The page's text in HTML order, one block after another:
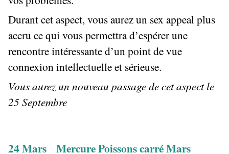
Durant cet aspect, vous aurez un sex appeal plus
accru ce qui vous permettra d’espérer une
rencontre intéressante d’un point de vue
connexion intellectuelle et sérieuse.
Vous aurez un nouveau passage de cet aspect le
25 Septembre
24 Mars Mercure Poissons carré Mars